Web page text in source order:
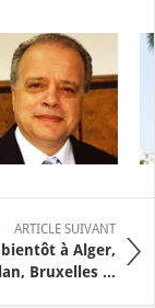
ARTICLE SUIVANT
à Alger,
Bruxelles ...